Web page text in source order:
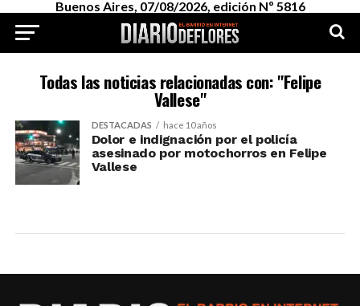
Buenos Aires, 07/08/2026, edición Nº 5816
Todas las noticias relacionadas con: "Felipe
Vallese"
DESTACADAS hace 10 años
Dolor e indignación por el policía
asesinado por motochorros en Felipe
Vallese